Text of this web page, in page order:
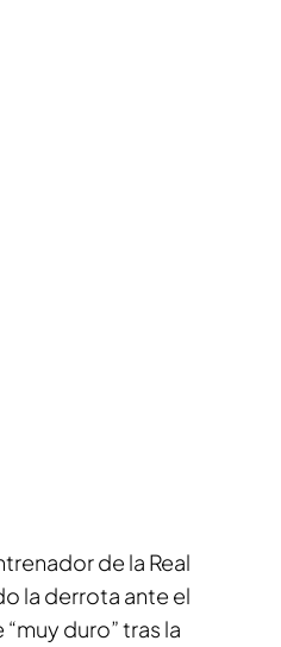
de la Real
la derrota ante el
duro” tras la